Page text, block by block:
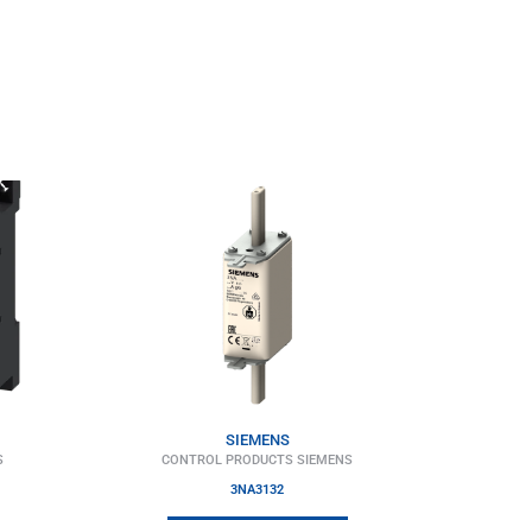
SIEMENS
CONTROL PRODUCTS SIEMENS
3NA3132